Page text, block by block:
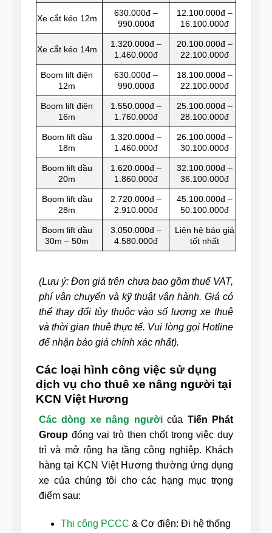
Xe cắt kéo 12m
630.000đ –
990.000đ
12.100.000đ –
16.100.000đ
Xe cắt kéo 14m
1.320.000đ –
1.460.000đ
20.100.000đ –
22.100.000đ
Boom lift điện
12m
630.000đ –
990.000đ
18.100.000đ –
22.100.000đ
Boom lift điện
16m
1.550.000đ –
1.760.000đ
25.100.000đ –
28.100.000đ
Boom lift dầu
18m
1.320.000đ –
1.460.000đ
26.100.000đ –
30.100.000đ
Boom lift dầu
20m
1.620.000đ –
1.860.000đ
32.100.000đ –
36.100.000đ
Boom lift dầu
28m
2.720.000đ –
2.910.000đ
45.100.000đ –
50.100.000đ
Boom lift dầu
30m – 50m
3.050.000đ –
4.580.000đ
Liên hệ báo giá
tốt nhất
(Lưu ý: Đơn giá trên chưa bao gồm thuế VAT,
phí vận chuyển và kỹ thuật vận hành. Giá có
thể thay đổi tùy thuộc vào số lượng xe thuê
và thời gian thuê thực tế. Vui lòng gọi Hotline
để nhận báo giá chính xác nhất).
Các loại hình công việc sử dụng
dịch vụ cho thuê xe nâng người tại
KCN Việt Hương
Các dòng xe nâng ngườicủa Tiến Phát
Group đóng vai trò then chốt trong việc duy
trì và mở rộng hạ tầng công nghiệp. Khách
hàng tại KCN Việt Hương thường ứng dụng
xe của chúng tôi cho các hạng mục trọng
điểm sau:
Thi công PCCC & Cơ điện: Đi hệ thống